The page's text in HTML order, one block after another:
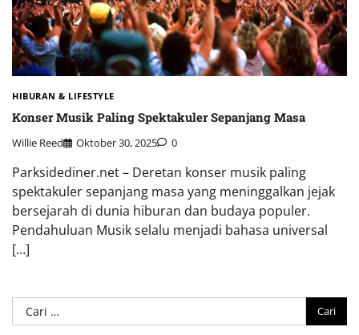
HIBURAN & LIFESTYLE
Konser Musik Paling Spektakuler Sepanjang Masa
Willie Reed Oktober 30, 2025 0
Parksidediner.net – Deretan konser musik paling
spektakuler sepanjang masa yang meninggalkan jejak
bersejarah di dunia hiburan dan budaya populer.
Pendahuluan Musik selalu menjadi bahasa universal
[…]
Cari
untuk: